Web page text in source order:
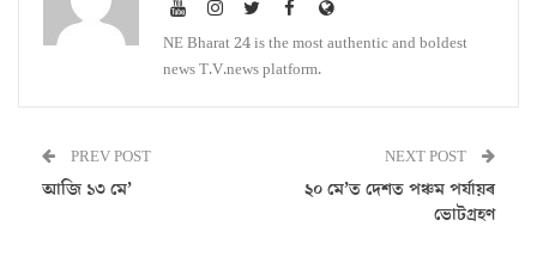
NE Bharat 24 is the most authentic and boldest
news T.V.news platform.
PREV POST
আজি ১৩ মে’
NEXT POST
২০ মে’ত দেশত পঞ্চম পৰ্যায়ৰ
ভোটগ্ৰহণ